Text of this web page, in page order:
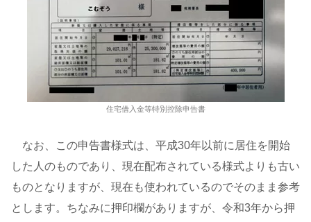
住宅借入金等特別控除申告書
なお、この申告書様式は、平成30年以前に居住を開始
した人のものであり、現在配布されている様式よりも古い
ものとなりますが、現在も使われているのでそのまま参考
とします。ちなみに押印欄がありますが、令和3年から押